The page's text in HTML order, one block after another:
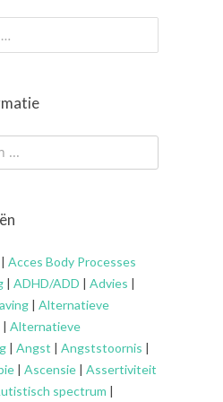
| Acces Body Processes
| ADHD/ADD | Advies |
| Alternatieve
| Alternatieve
| Angst | Angststoornis |
| Ascensie | Assertiviteit
spectrum |